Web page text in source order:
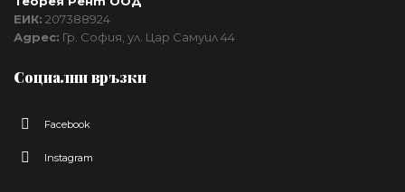
ЕИК: 207388924
Адрес: Гр. София, ул. Цар Самуил 44
Социални връзки
Facebook
Instagram